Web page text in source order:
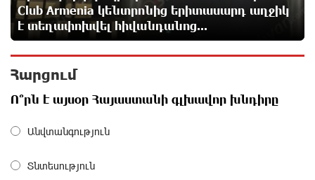
15 ժամ առաջ
արձագանքել է Հայ Եկեղեցու շուրջ ստեղծված
իրավիճակին
«Շտապ հաստատեք քարտի տվյալները»․ IDBank-ը
Club Armenia կենտրոնից երիտասարդ աղջիկ
է տեղափոխվել հիվանդանոց...
Հարցում
Ո՞րն է այսօր Հայաստանի գլխավոր խնդիրը
Անվտանգություն
Տնտեսություն